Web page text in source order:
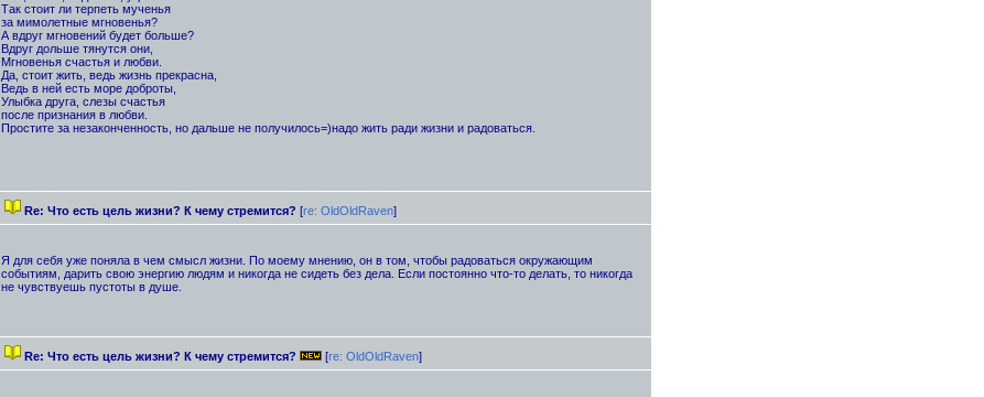
Так стоит ли терпеть мученья
за мимолетные мгновенья?
А вдруг мгновений будет больше?
Вдруг дольше тянутся они,
Мгновенья счастья и любви.
Да, стоит жить, ведь жизнь прекрасна,
Ведь в ней есть море доброты,
Улыбка друга, слезы счастья
после признания в любви.
Простите за незаконченность, но дальше не получилось=)надо жить ради жизни и радоваться.
Re: Что есть цель жизни? К чему стремится? [re: OldOldRaven]
Я для себя уже поняла в чем смысл жизни. По моему мнению, он в том, чтобы радоваться окружающим
событиям, дарить свою энергию людям и никогда не сидеть без дела. Если постоянно что-то делать, то никогда
не чувствуешь пустоты в душе.
Re: Что есть цель жизни? К чему стремится? [re: OldOldRaven]